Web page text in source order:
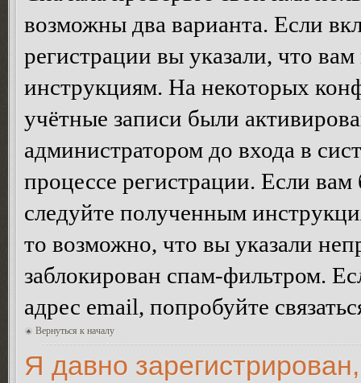
возможны два варианта. Если
регистрации вы указали, что
инструкциям. На некоторых
учётные записи были
администратором до входа в
процессе регистрации. Если
следуйте полученным
то возможно, что вы указали
заблокирован спам-фильтром.
адрес email, попробуйте
Вернуться к началу
Я давно